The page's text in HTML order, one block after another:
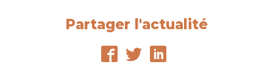
Partager l'actualité